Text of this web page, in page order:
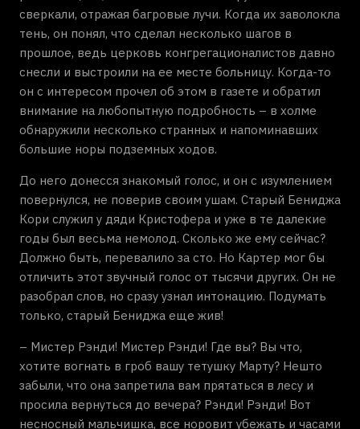
сверкали, отражая багровые лучи. Когда их заволокла
тень, он понял, что сделал несколько шагов в
прошлое, ведь церковь конгрегационалистов давно
снесли и выстроили на ее месте больницу. Когда-то
он с интересом прочел об этом в газете и обратил
внимание на любопытную подробность – в холме
обнаружили несколько странных и напоминавших
большие норы подземных ходов.
До него донесся знакомый голос, и он с изумлением
повернулся, не поверив своим ушам. Старый Бениджа
Кори служил у дяди Кристофера и уже в те далекие
годы был весьма немолод. Сколько же ему сейчас?
Должно быть, перевалило за сто. Но Картер мог бы
отличить этот звучный голос от тысячи других. Он не
разобрал слов, но сразу узнал интонацию. Подумать
только, старый Бениджа еще жив!
– Мистер Рэнди! Мистер Рэнди! Где вы? Вы что,
хотите вогнать в гроб вашу тетушку Марту? Нешто
забыли, что она запретила вам прятаться в лесу и
просила вернуться до вечера? Рэнди! Рэнди! Вот
несносный мальчишка, все норовит убежать и часами